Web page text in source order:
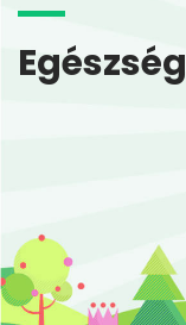
Egészség